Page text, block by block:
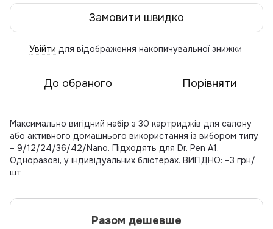
Замовити швидко
Увійти для відображення накопичувальної знижки
До обраного Порівняти
Максимально вигідний набір з 30 картриджів для салону
або активного домашнього використання із вибором типу
– 9/12/24/36/42/Nano. Підходять для Dr. Pen A1.
Одноразові, у індивідуальних блістерах. ВИГІДНО: –3 грн/
шт
Разом дешевше